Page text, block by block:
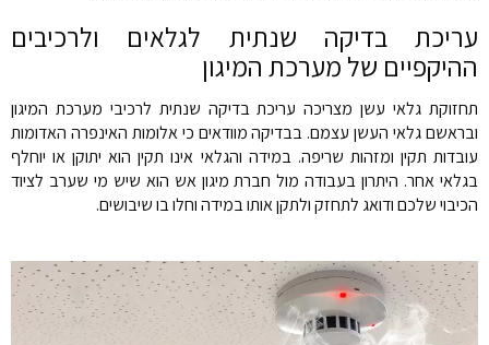
עריכת בדיקה שנתית לגלאים ולרכיבים
ההיקפיים של מערכת המיגון
תחזוקת גלאי עשן מצריכה עריכת בדיקה שנתית לרכיבי מערכת המיגון
ובראשם גלאי העשן עצמם. בבדיקה מוודאים כי אלומות האינפרה האדומות
עובדות תקין ומזהות שריפה. במידה והגלאי אינו תקין הוא יתוקן או יוחלף
בגלאי אחר. היתרון בעבודה מול חברת מיגון אש הוא שיש מי שערב לציוד
הכיבוי שלכם ודואג לתחזק ולתקן אותו במידה וחלו בו שיבושים.